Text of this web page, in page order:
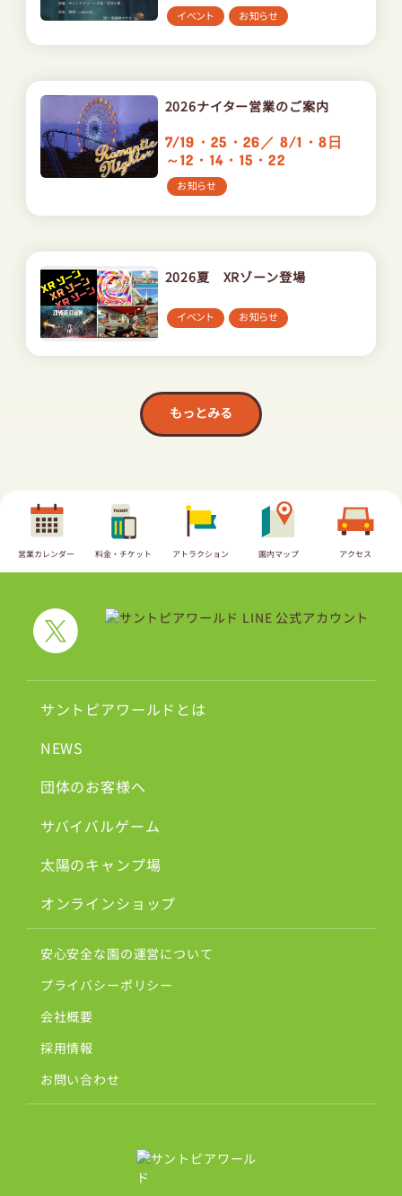
イベント お知らせ
2026ナイター営業のご案内
7/19・25・26／ 8/1・8日
～12・14・15・22
お知らせ
2026夏 XRゾーン登場
イベント お知らせ
もっとみる
営業カレンダー 料金・チケット アトラクション 園内マップ アクセス
サントピアワールドとは
NEWS
団体のお客様へ
サバイバルゲーム
太陽のキャンプ場
オンラインショップ
安心安全な園の運営について
プライバシーポリシー
会社概要
採用情報
お問い合わせ